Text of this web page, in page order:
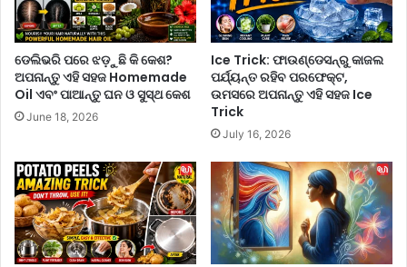
ହି
୫
ଟି
କ
ଥା
ଧ୍ୟା
ନ
ର
ଖ
ନ୍ତୁ
,
ତେ
ବେ
ଲି
ଲେ
ସୁ
ଛି
ର୍ଗ
?
ଏ
ହି
ସ
ସ୍ତା
ଟ୍ରି
ଡେଲିଭରି ପରେ ଝଡ଼ୁଛି କି କେଶ?
ଅପନାନ୍ତୁ ଏହି ସହଜ Homemade
Oil ଏବଂ ପାଆନ୍ତୁ ଘନ ଓ ସୁସ୍ଥ କେଶ
June 18, 2026
Ice Trick: ଫାଉଣ୍ଡେସନ୍‌ରୁ କାଜଲ
ପର୍ଯ୍ୟନ୍ତ ରହିବ ପରଫେକ୍ଟ,
ଉମସରେ ଅପନାନ୍ତୁ ଏହି ସହଜ Ice
Trick
July 16, 2026